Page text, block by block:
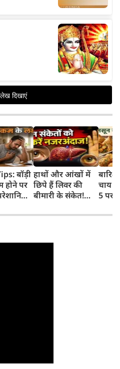
बॉड़ी
होने पर
हाथों और आंखों में
छिपे हैं लिवर की
बीमारी के संकेत!
नजरअंदाज
चाय
5